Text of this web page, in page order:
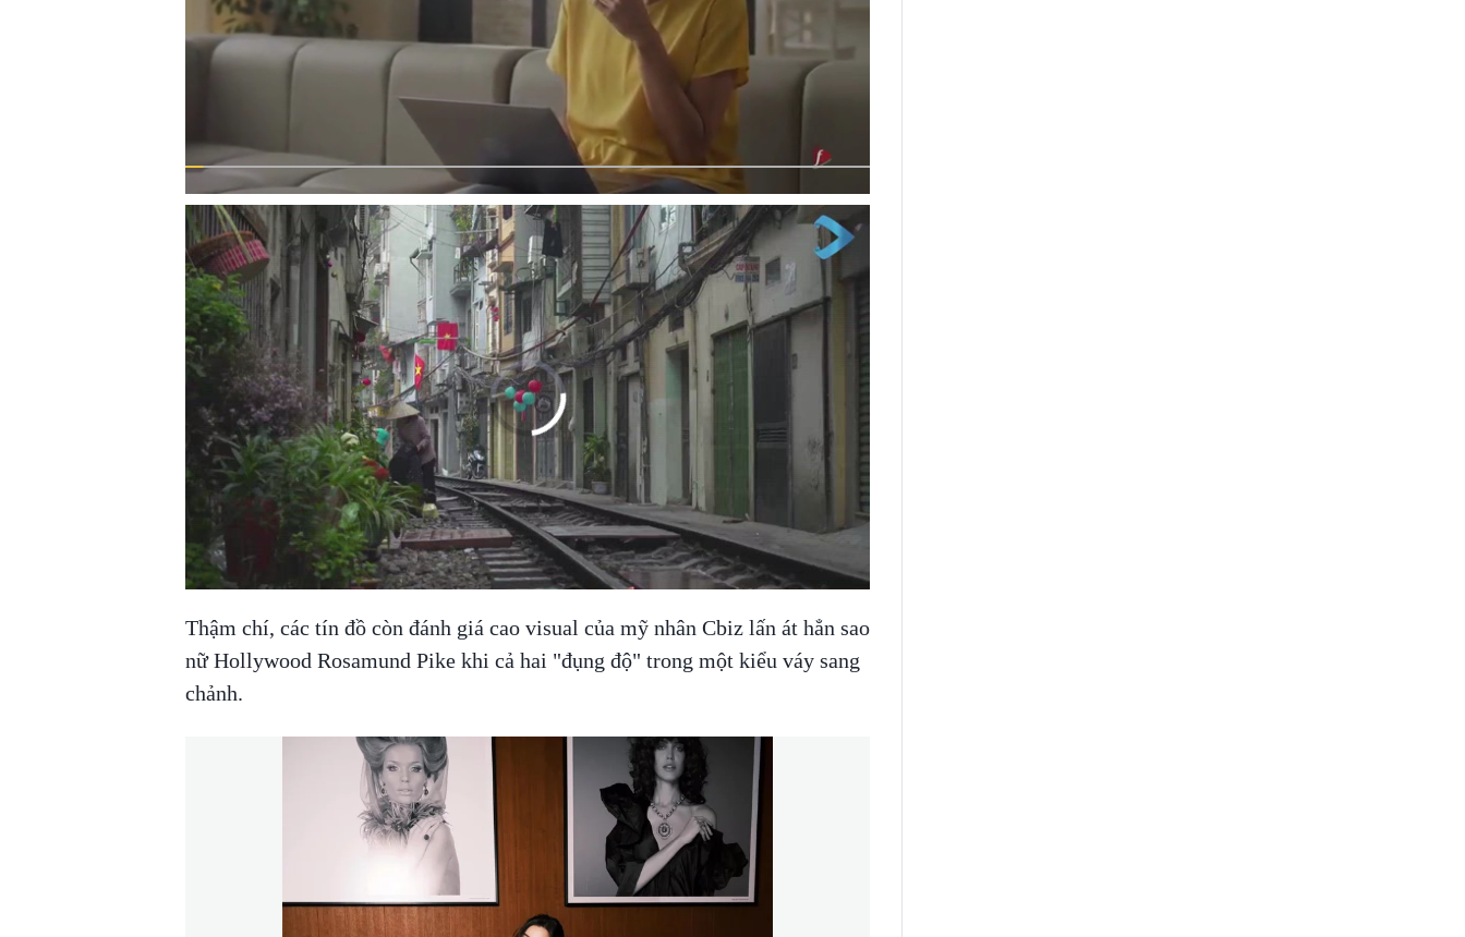
01:05 TRUVID NEW STUNNING VIETNAM
Thậm chí, các tín đồ còn đánh giá cao visual của mỹ nhân Cbiz lấn át hẳn sao
nữ Hollywood Rosamund Pike khi cả hai "đụng độ" trong một kiểu váy sang
chảnh.